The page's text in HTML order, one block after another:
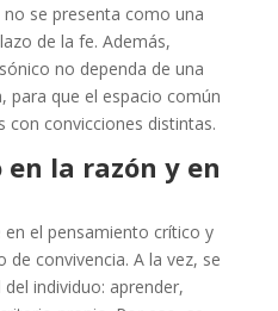
se presenta como una
de la fe. Además,
no dependa de una
para que el espacio común
con convicciones distintas.
la razón y en
el pensamiento crítico y
convivencia. A la vez, se
individuo: aprender,